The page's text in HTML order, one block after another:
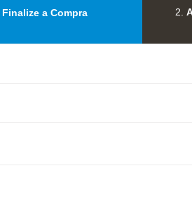
Finalize a Compra 2.